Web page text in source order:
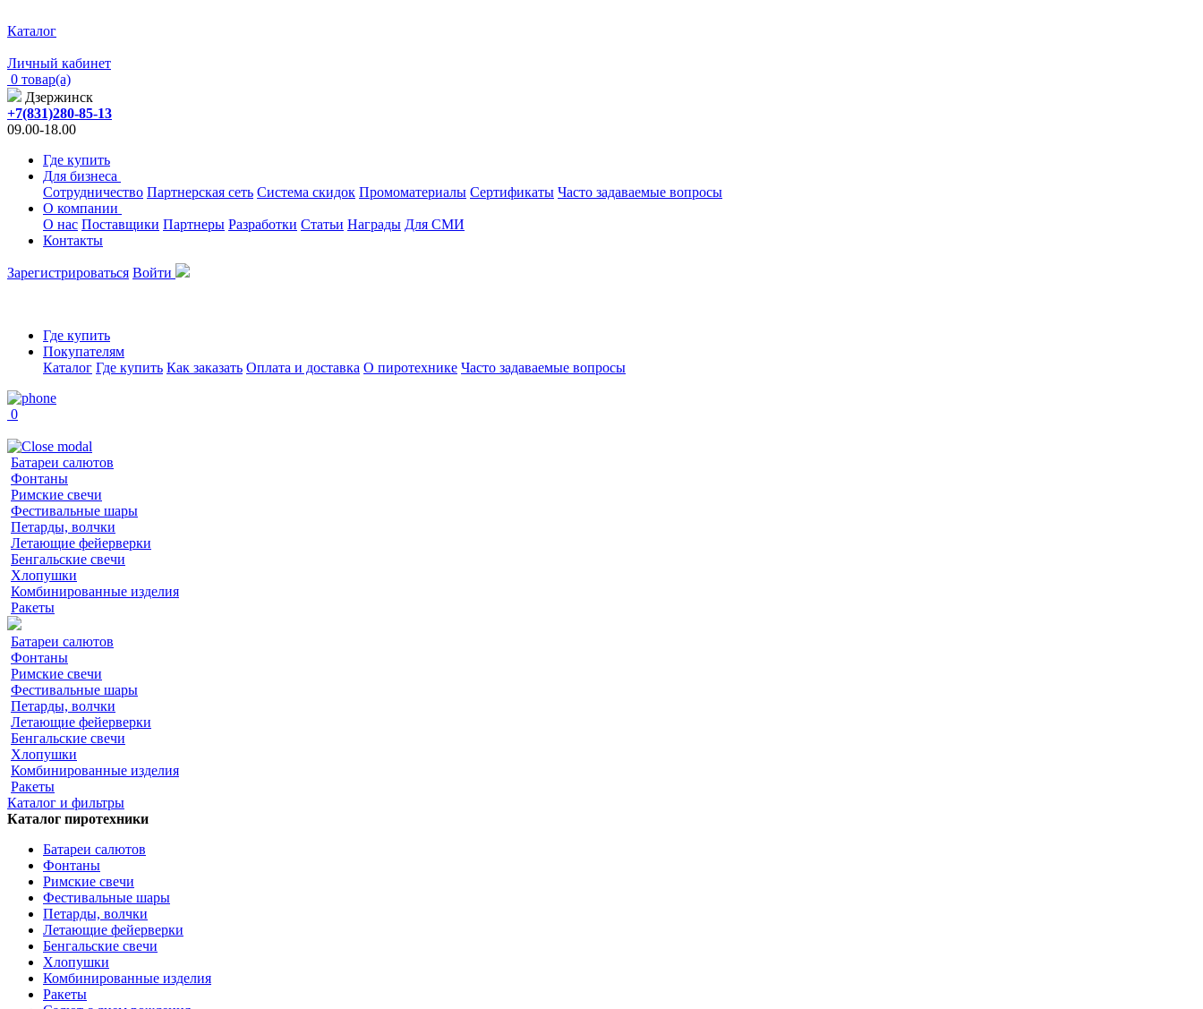
Каталог
Личный кабинет
0 товар(а)
Дзержинск
+7(831)280-85-13
09.00-18.00
Где купить
Для бизнеса
Сотрудничество Партнерская сеть Система скидок Промоматериалы Сертификаты Часто задаваемые вопросы
О компании
О нас Поставщики Партнеры Разработки Статьи Награды Для СМИ
Контакты
Зарегистрироваться Войти
Где купить
Покупателям
Каталог Где купить Как заказать Оплата и доставка О пиротехнике Часто задаваемые вопросы
0
Батареи салютов
Фонтаны
Римские свечи
Фестивальные шары
Петарды, волчки
Летающие фейерверки
Бенгальские свечи
Хлопушки
Комбинированные изделия
Ракеты
Батареи салютов
Фонтаны
Римские свечи
Фестивальные шары
Петарды, волчки
Летающие фейерверки
Бенгальские свечи
Хлопушки
Комбинированные изделия
Ракеты
Каталог и фильтры
Каталог пиротехники
Батареи салютов
Фонтаны
Римские свечи
Фестивальные шары
Петарды, волчки
Летающие фейерверки
Бенгальские свечи
Хлопушки
Комбинированные изделия
Ракеты